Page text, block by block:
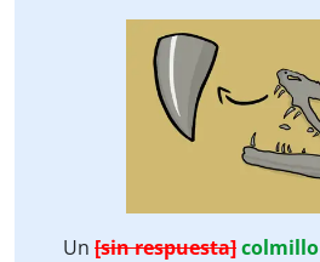
Un [sin respuesta]colmillo